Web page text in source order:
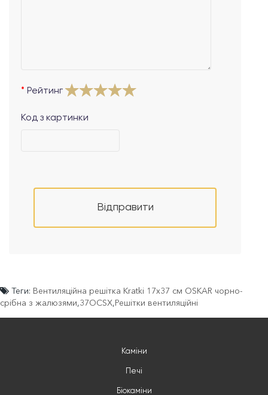
Рейтинг
Код з картинки
Відправити
Теги: Вентиляційна решітка Kratki 17х37 см OSKAR чорно-
срібна з жалюзями,37OCSX,Решітки вентиляційні
Каміни
Печі
Біокаміни